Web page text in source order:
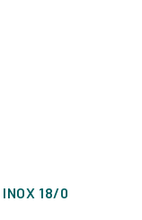
INOX 18/0